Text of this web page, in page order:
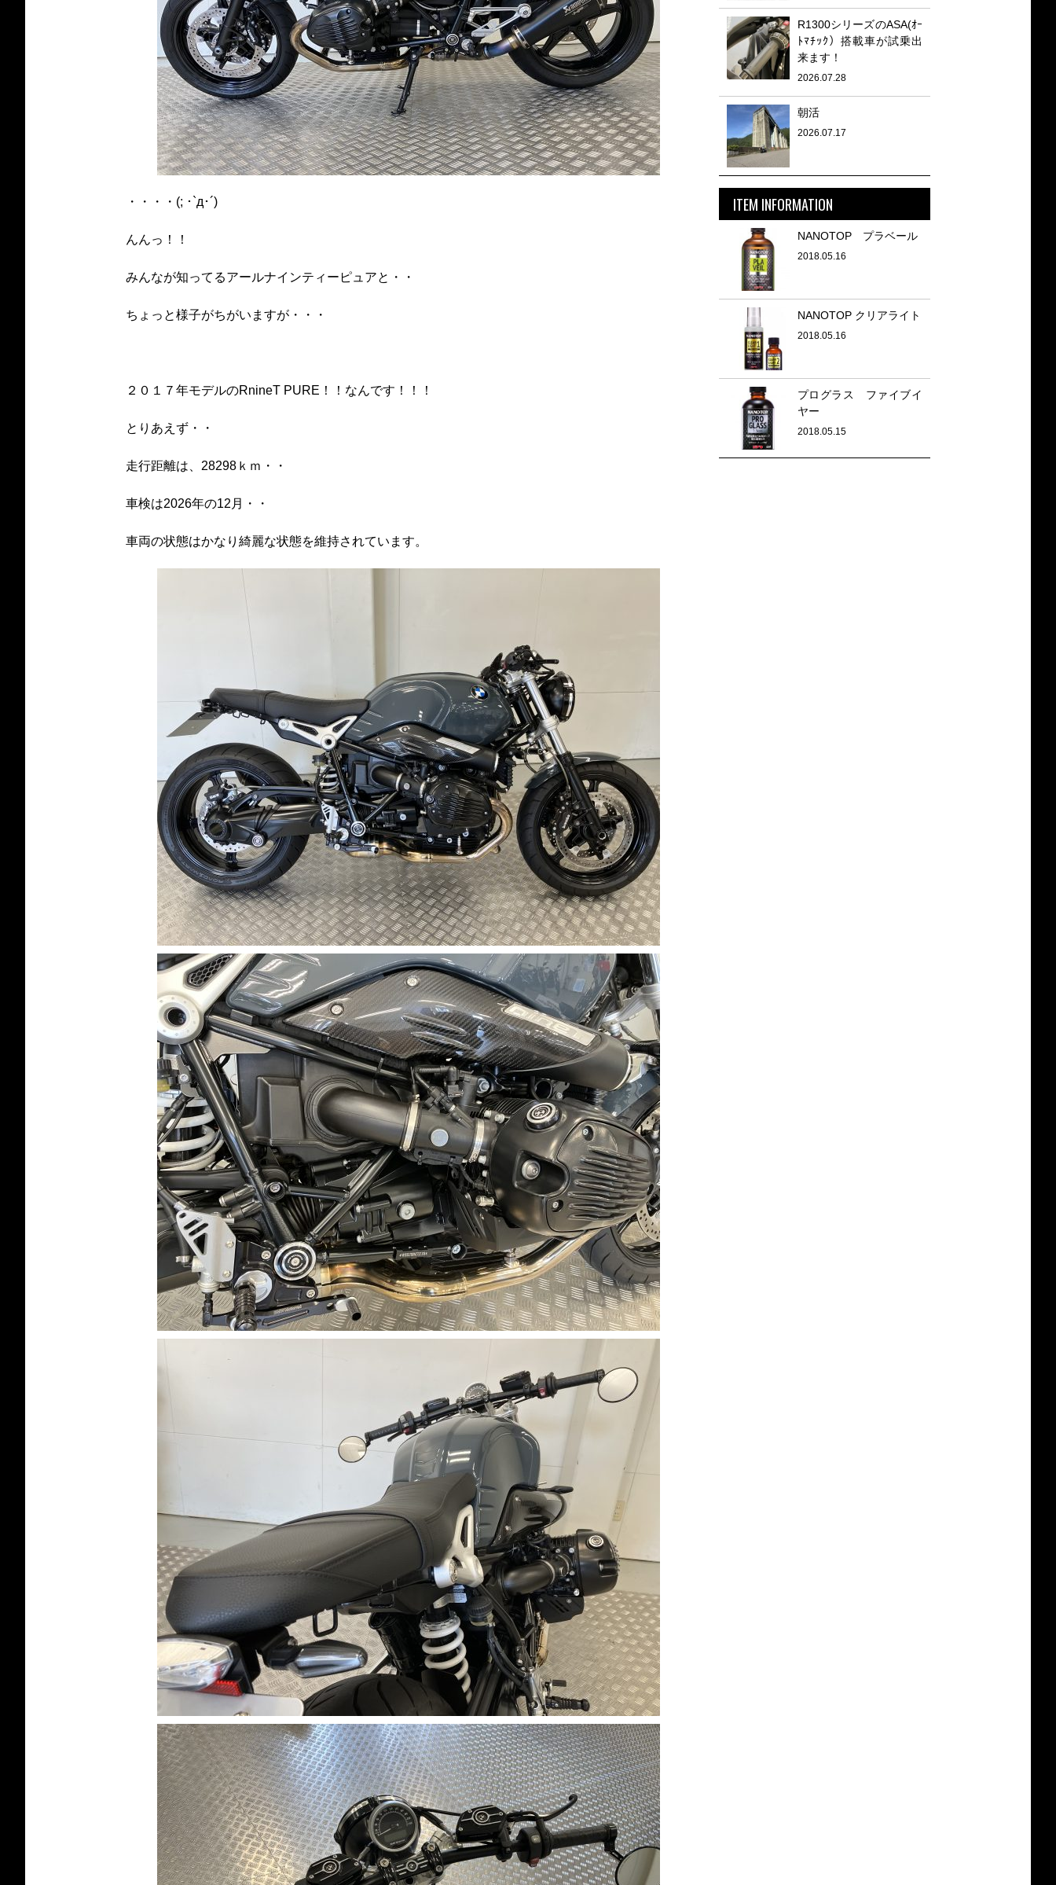
・・・・(; ･`д･´)
んんっ！！
みんなが知ってるアールナインティーピュアと・・
ちょっと様子がちがいますが・・・
２０１７年モデルのRnineT PURE！！なんです！！！
とりあえず・・
走行距離は、28298ｋｍ・・
車検は2026年の12月・・
車両の状態はかなり綺麗な状態を維持されています。
R1300シリーズのASA(ｵｰ
ﾄﾏﾁｯｸ）搭載車が試乗出
来ます！
2026.07.28
朝活
2026.07.17
ITEM INFORMATION
NANOTOP プラベール
2018.05.16
NANOTOP クリアライト
2018.05.16
プログラス ファイブイ
ヤー
2018.05.15